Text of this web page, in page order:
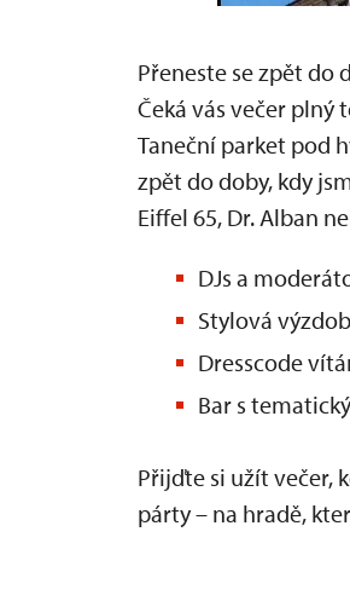
Přeneste se zpět do
Čeká vás večer
Taneční parket pod
zpět do doby, kdy
Eiffel 65, Dr. Alban
DJs a
Stylová
Dresscode
Bar s
Přijďte si užít večer,
párty – na hradě,